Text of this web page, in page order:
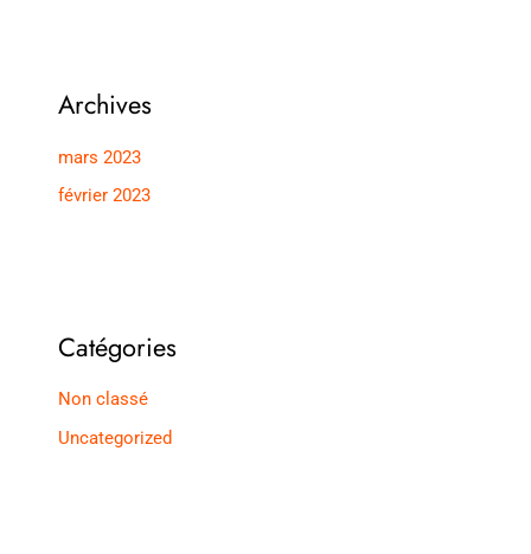
Archives
mars 2023
février 2023
Catégories
Non classé
Uncategorized